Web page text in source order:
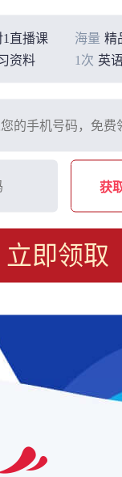
1直播课 海量 精
资料 1次 英
获
立即领取